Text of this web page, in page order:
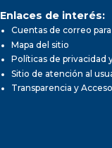
Enlaces de interés:
Cuentas de correo
Mapa del sitio
Políticas de privacidad
Sitio de atención al
Transparencia y